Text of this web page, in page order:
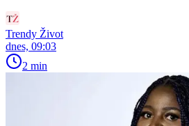
Trendy Život
dnes, 09:03
2 min